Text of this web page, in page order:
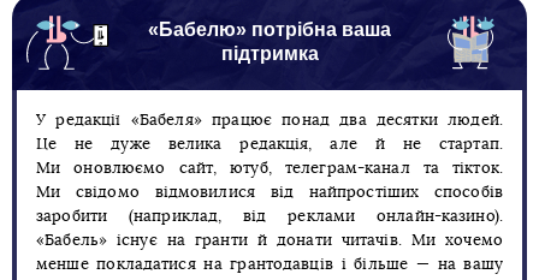
«Бабелю» потрібна ваша
підтримка
У редакції «Бабеля» працює понад два десятки людей.
Це не дуже велика редакція, але й не стартап.
Ми оновлюємо сайт, ютуб, телеграм-канал та тікток.
Ми свідомо відмовилися від найпростіших способів
заробити (наприклад, від реклами онлайн-казино).
«Бабель» існує на гранти й донати читачів. Ми хочемо
менше покладатися на грантодавців і більше — на вашу